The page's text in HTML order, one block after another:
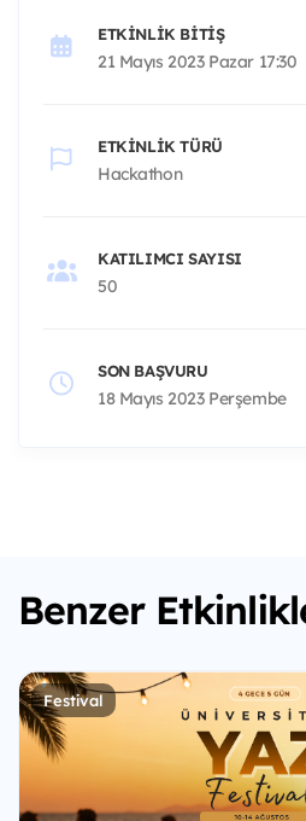
ETKINLIK BITIŞ
21 Mayıs 2023 Pazar 17:30
ETKINLIK TÜRÜ
Hackathon
KATILIMCI SAYISI
50
SON BAŞVURU
18 Mayıs 2023 Perşembe
Benzer
Festival